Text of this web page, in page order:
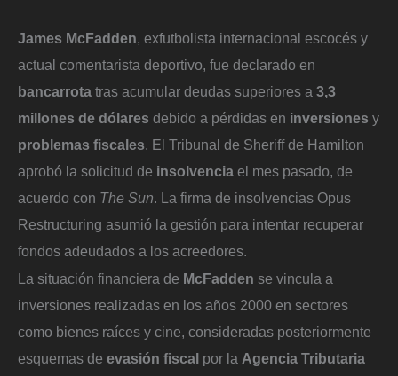
James McFadden, exfutbolista internacional escocés y
actual comentarista deportivo, fue declarado en
bancarrota tras acumular deudas superiores a 3,3
millones de dólares debido a pérdidas en inversiones y
problemas fiscales. El Tribunal de Sheriff de Hamilton
aprobó la solicitud de insolvencia el mes pasado, de
acuerdo con The Sun. La firma de insolvencias Opus
Restructuring asumió la gestión para intentar recuperar
fondos adeudados a los acreedores.
La situación financiera de McFadden se vincula a
inversiones realizadas en los años 2000 en sectores
como bienes raíces y cine, consideradas posteriormente
esquemas de evasión fiscal por la Agencia Tributaria